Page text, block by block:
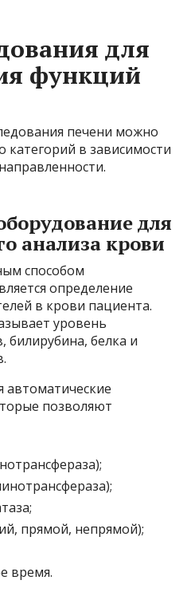
для
функций
печени можно
категорий в зависимости
для
анализа крови
способом
определение
в крови пациента.
уровень
билирубина, белка и
автоматические
позволяют
прямой, непрямой);
время.